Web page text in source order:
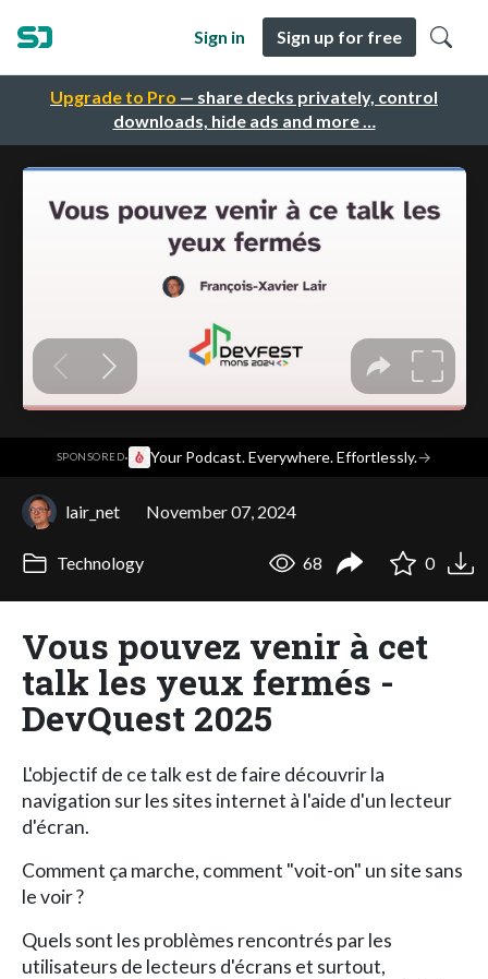
Upgrade to Pro — share decks privately, control
downloads, hide ads and more …
Sign in Sign up for free
SPONSORED· Your Podcast. Everywhere. Effortlessly.→
lair_net November 07, 2024
Technology 68 0
Vous pouvez venir à cet
talk les yeux fermés -
DevQuest 2025
L'objectif de ce talk est de faire découvrir la
navigation sur les sites internet à l'aide d'un lecteur
d'écran.
Comment ça marche, comment "voit-on" un site sans
le voir ?
Quels sont les problèmes rencontrés par les
utilisateurs de lecteurs d'écrans et surtout,